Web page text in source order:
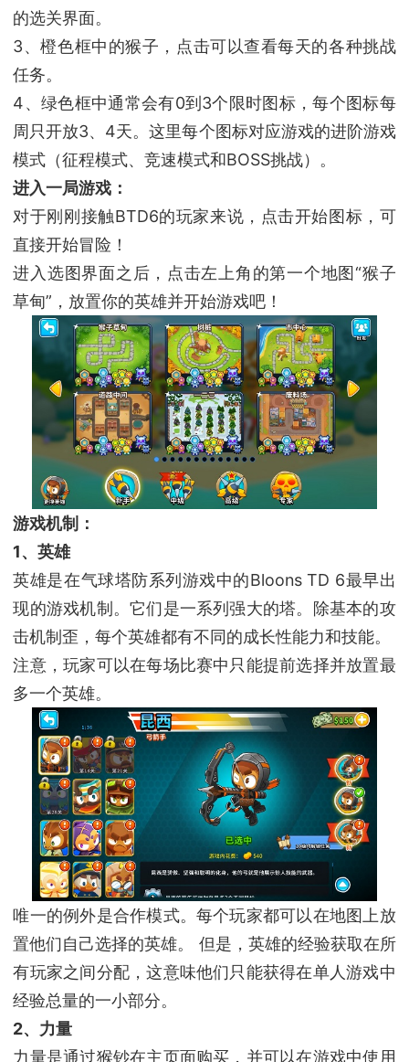
的选关界面。
3、橙色框中的猴子，点击可以查看每天的各种挑战
任务。
4、绿色框中通常会有0到3个限时图标，每个图标每
周只开放3、4天。这里每个图标对应游戏的进阶游戏
模式（征程模式、竞速模式和BOSS挑战）。
进入一局游戏：
对于刚刚接触BTD6的玩家来说，点击开始图标，可
直接开始冒险！
进入选图界面之后，点击左上角的第一个地图“猴子
草甸”，放置你的英雄并开始游戏吧！
游戏机制：
1、英雄
英雄是在气球塔防系列游戏中的Bloons TD 6最早出
现的游戏机制。它们是一系列强大的塔。除基本的攻
击机制歪，每个英雄都有不同的成长性能力和技能。
注意，玩家可以在每场比赛中只能提前选择并放置最
多一个英雄。
唯一的例外是合作模式。每个玩家都可以在地图上放
置他们自己选择的英雄。 但是，英雄的经验获取在所
有玩家之间分配，这意味他们只能获得在单人游戏中
经验总量的一小部分。
2、力量
力量是通过猴钞在主页面购买，并可以在游戏中使用